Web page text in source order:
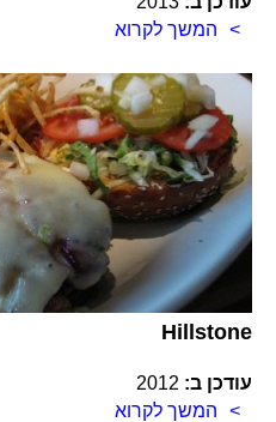
המשך לקרוא
Hillstone
עודכן ב: 2012
המשך לקרוא